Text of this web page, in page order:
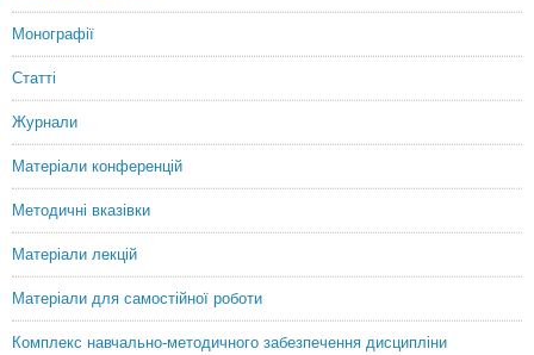
Монографії
Статті
Журнали
Матеріали конференцій
Методичні вказівки
Матеріали лекцій
Матеріали для самостійної роботи
Комплекс навчально-методичного забезпечення дисципліни